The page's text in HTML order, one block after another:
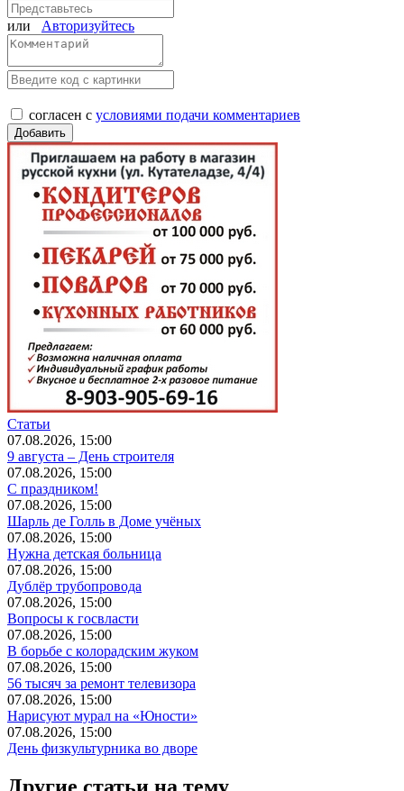
или Авторизуйтесь
согласен с условиями подачи комментариев
Статьи
07.08.2026, 15:00
9 августа – День строителя
07.08.2026, 15:00
С праздником!
07.08.2026, 15:00
Шарль де Голль в Доме учёных
07.08.2026, 15:00
Нужна детская больница
07.08.2026, 15:00
Дублёр трубопровода
07.08.2026, 15:00
Вопросы к госвласти
07.08.2026, 15:00
В борьбе с колорадским жуком
07.08.2026, 15:00
56 тысяч за ремонт телевизора
07.08.2026, 15:00
Нарисуют мурал на «Юности»
07.08.2026, 15:00
День физкультурника во дворе